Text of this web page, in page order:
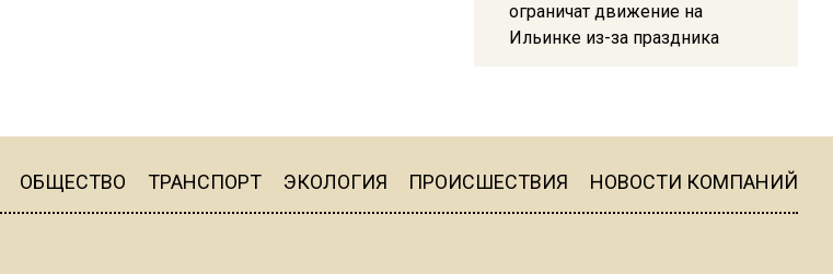
ограничат движение на
Ильинке из-за праздника
Telegram после обвинений
ОБЩЕСТВО ТРАНСПОРТ ЭКОЛОГИЯ ПРОИСШЕСТВИЯ НОВОСТИ КОМПАНИЙ